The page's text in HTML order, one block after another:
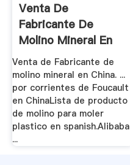
Venta De
Fabricante De
Molino Mineral En
China
Venta de Fabricante de
molino mineral en China. ...
por corrientes de Foucault
en ChinaLista de producto
de molino para moler
plastico en spanish.Alibaba
...